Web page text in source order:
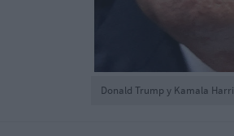
Donald Trump y Kamala